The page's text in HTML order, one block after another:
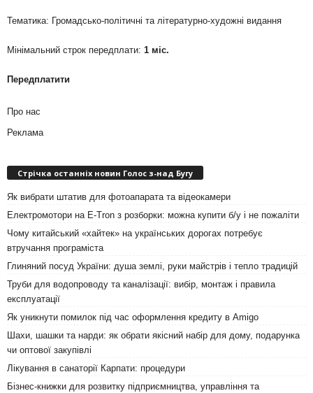
Тематика: Громадсько-політичні та літературно-художні видання
Мінімальний строк передплати: 1 міс.
Передплатити
Про нас
Реклама
Стрічка останніх новин Голос з-над Бугу
Як вибрати штатив для фотоапарата та відеокамери
Електромотори на E-Tron з розборки: можна купити б/у і не пожаліти
Чому китайський «хайтек» на українських дорогах потребує
втручання програміста
Глиняний посуд України: душа землі, руки майстрів і тепло традицій
Труби для водопроводу та каналізації: вибір, монтаж і правила
експлуатації
Як уникнути помилок під час оформлення кредиту в Amigo
Шахи, шашки та нарди: як обрати якісний набір для дому, подарунка
чи оптової закупівлі
Лікування в санаторії Карпати: процедури
Бізнес-книжки для розвитку підприємництва, управління та